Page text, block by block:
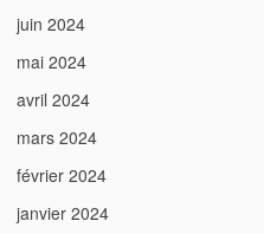
juin 2024
mai 2024
avril 2024
mars 2024
février 2024
janvier 2024